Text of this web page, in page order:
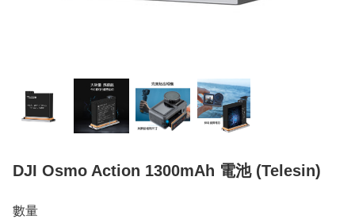
DJI Osmo Action 1300mAh 電池 (Telesin)
數量